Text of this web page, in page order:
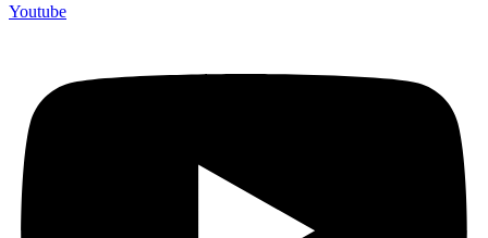
Youtube